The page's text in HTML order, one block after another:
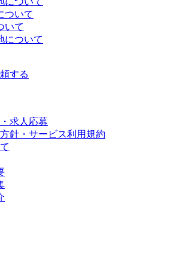
ついて
いて
について
する
求人応募
針・サービス利用規約